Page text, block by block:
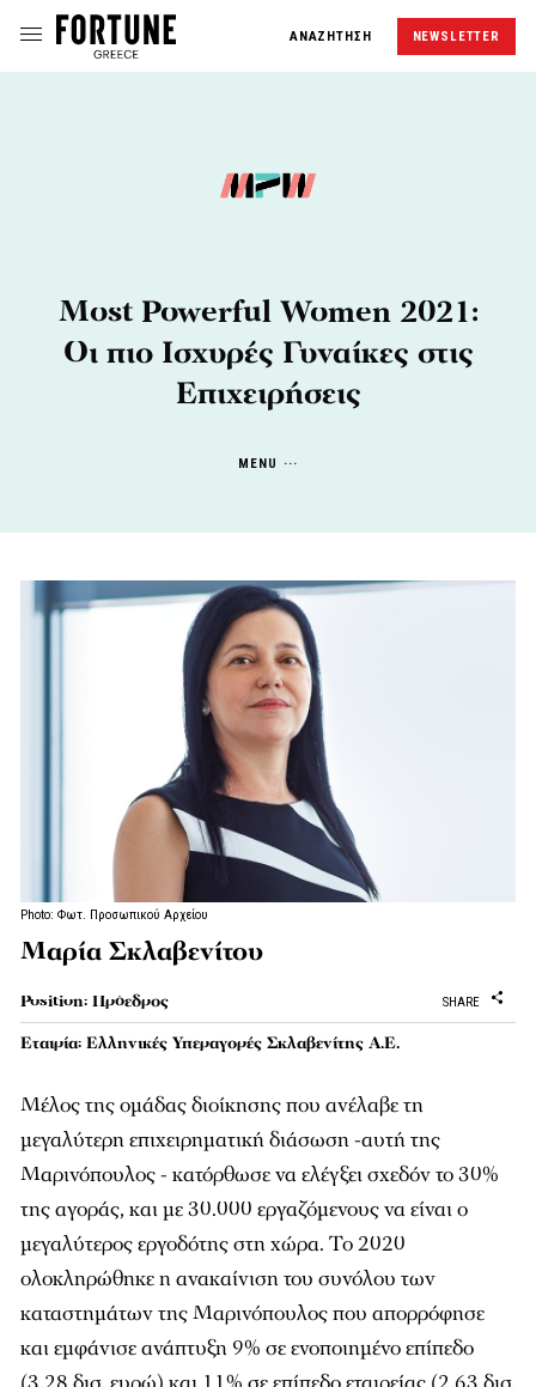
ΑΝΑΖΗΤΗΣΗ NEWSLETTER
Most Powerful Women 2021:
Οι πιο Ισχυρές Γυναίκες στις
Επιχειρήσεις
Photo: Φωτ. Προσωπικού Αρχείου
Μαρία Σκλαβενίτου
SHARE
Position: Πρόεδρος
Εταιρία: Ελληνικές Υπεραγορές Σκλαβενίτης Α.Ε.​
Μέλος της ομάδας διοίκησης που ανέλαβε τη
μεγαλύτερη επιχειρηματική διάσωση -αυτή της
Μαρινόπουλος - κατόρθωσε να ελέγξει σχεδόν το 30%
της αγοράς, και με 30.000 εργαζόμενους να είναι ο
μεγαλύτερος εργοδότης στη χώρα. Το 2020
ολοκληρώθηκε η ανακαίνιση του συνόλου των
καταστημάτων της Μαρινόπουλος που απορρόφησε
και εμφάνισε ανάπτυξη 9% σε ενοποιημένο επίπεδο